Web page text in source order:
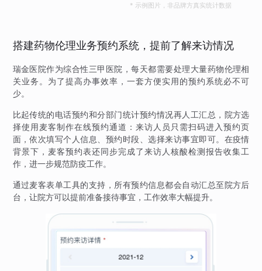
* 示例图片，非品牌方真实统计数据
搭建药物伦理业务预约系统，提前了解来访情况
瑞金医院作为综合性三甲医院，每天都需要处理大量药物伦理相
关业务。为了提高办事效率，一套方便实用的预约系统必不可
少。
比起传统的电话预约和分部门统计预约情况再人工汇总，院方选
择使用麦客制作在线预约通道：来访人员只需扫码进入预约页
面，依次填写个人信息、预约时段、选择来访事宜即可。在疫情
背景下，麦客预约表还同步完成了来访人核酸检测报告收集工
作，进一步规范防疫工作。
通过麦客表单工具的支持，所有预约信息都会自动汇总至院方后
台，让院方可以提前准备接待事宜，工作效率大幅提升。